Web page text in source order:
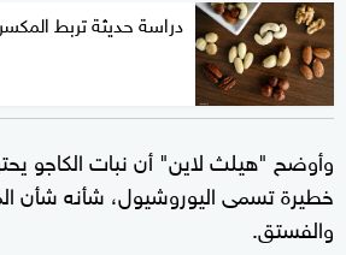
دراسة حديثة تربط
وأوضح "هيلث لاين" أن نبات الكاجو
خطيرة تسمى اليوروشيول، شأنه شأن
والفستق.